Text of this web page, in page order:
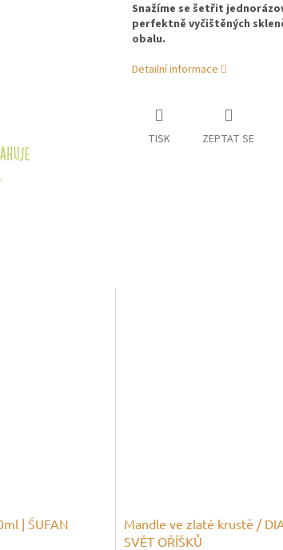
Snažíme se šetřit
perfektně vyčištěných
obalu.
Detailní informace
TISK ZEPTAT SE
| ŠUFAN
Mandle ve zlaté krustě /
SVĚT OŘÍŠKŮ